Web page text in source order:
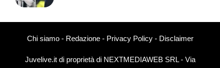
Chi siamo- Redazione- Privacy Policy- Disclaimer
Juvelive.it di proprietà di NEXTMEDIAWEB SRL - Via